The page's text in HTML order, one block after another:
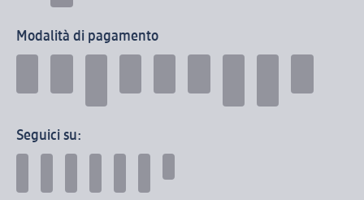
Modalità di pagamento
Seguici su: